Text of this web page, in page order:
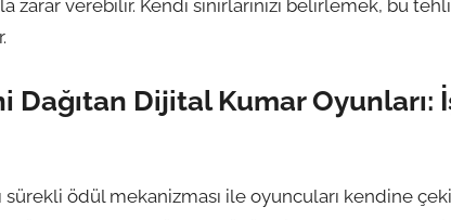
verebilir. Kendi sınırlarınızı belirlemek, bu
Dağıtan Dijital Kumar Oyunları:
sürekli ödül mekanizması ile oyuncuları kendine